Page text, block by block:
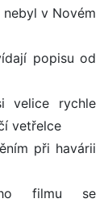
v Novém
popisu od
velice rychle
vetřelce
při havárii
filmu se